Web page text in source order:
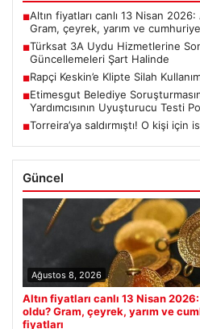
■Altın fiyatları canlı 13 Nisan
Gram, çeyrek, yarım ve
■Türksat 3A Uydu Hizmetlerine
Güncellemeleri Şart Halinde
■Rapçi Keskin’e Klipte Silah
■Etimesgut Belediye
Yardımcısının Uyuşturucu Testi
■Torreira’ya saldırmıştı! O kişi
Güncel
Ağustos 8, 2026
Altın fiyatları canlı 13 Nisan
oldu? Gram, çeyrek, yarım ve
fiyatları